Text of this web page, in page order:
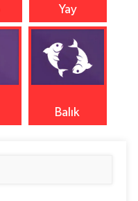
Yay
Balık